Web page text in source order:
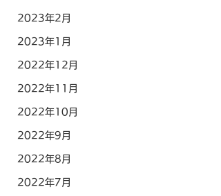
2023年2月
2023年1月
2022年12月
2022年11月
2022年10月
2022年9月
2022年8月
2022年7月